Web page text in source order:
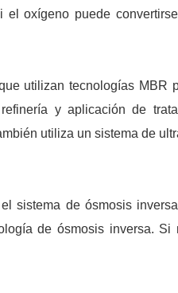
el oxígeno puede
utilizan tecnologías MBR
y aplicación de
utiliza un sistema de
sistema de ósmosis
de ósmosis inversa. Si